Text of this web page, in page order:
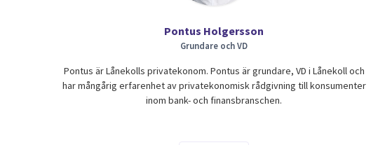
Pontus Holgersson
Grundare och VD
Pontus är Lånekolls privatekonom. Pontus är grundare, VD i Lånekoll och
har mångårig erfarenhet av privatekonomisk rådgivning till konsumenter
inom bank- och finansbranschen.